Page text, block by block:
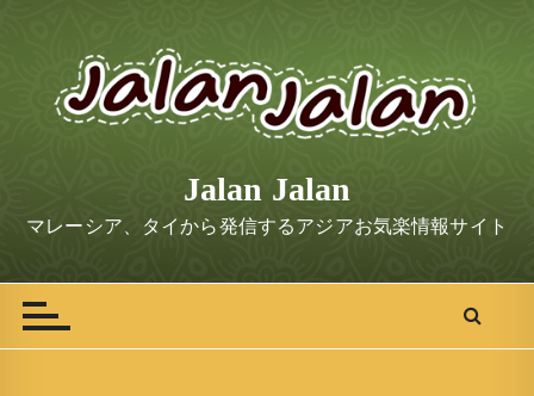
t
Jalan Jalan
マレーシア、タイから発信するアジアお気楽情報サイト